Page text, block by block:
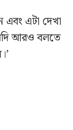
এবং এটা দেখা
আরও বলতে